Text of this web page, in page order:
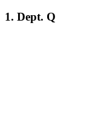
1. Dept. Q